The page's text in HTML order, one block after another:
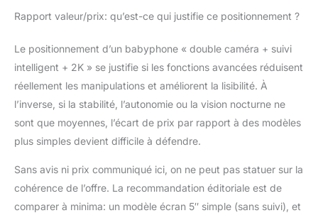
Rapport valeur/prix: qu’est-ce qui justifie ce positionnement ?
Le positionnement d’un babyphone « double caméra + suivi
intelligent + 2K » se justifie si les fonctions avancées réduisent
réellement les manipulations et améliorent la lisibilité. À
l’inverse, si la stabilité, l’autonomie ou la vision nocturne ne
sont que moyennes, l’écart de prix par rapport à des modèles
plus simples devient difficile à défendre.
Sans avis ni prix communiqué ici, on ne peut pas statuer sur la
cohérence de l’offre. La recommandation éditoriale est de
comparer à minima: un modèle écran 5″ simple (sans suivi), et